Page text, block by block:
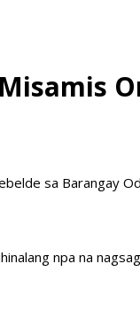
sa Barangay
npa na